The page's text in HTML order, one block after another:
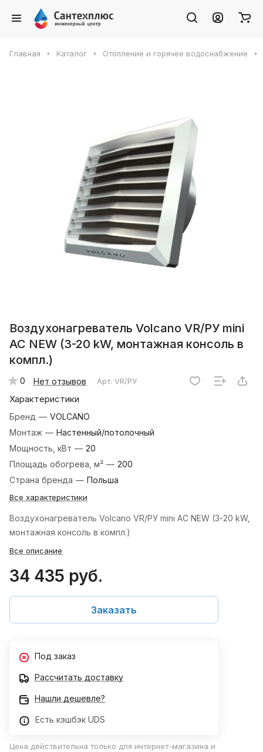
Главная Каталог Отопление и горячее водоснабжение
Воздухонагреватель Volcano VR/РУ mini
AC NEW (3-20 kW, монтажная консоль в
компл.)
0 Нет отзывов Арт. VR/РУ
Характеристики
Бренд — VOLCANO
Монтаж — Настенный/потолочный
Мощность, кВт — 20
Площадь обогрева, м² — 200
Страна бренда — Польша
Все характеристики
Воздухонагреватель Volcano VR/РУ mini AC NEW (3-20 kW,
монтажная консоль в компл.)
Все описание
34 435 руб.
Заказать
Под заказ
Рассчитать доставку
Нашли дешевле?
Есть кэшбэк UDS
Цена действительна только для интернет-магазина и